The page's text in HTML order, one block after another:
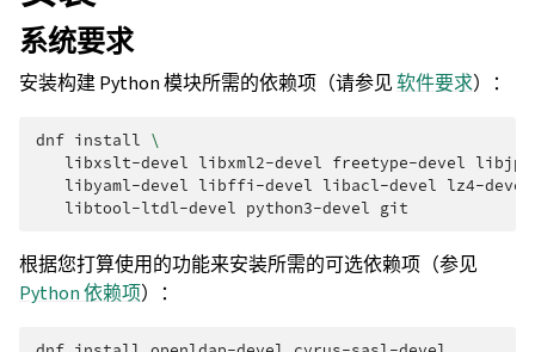
系统要求
安装构建 Python 模块所需的依赖项（请参见软件要求）：
dnf install \
libxslt-devel libxml2-devel freetype-devel
libyaml-devel libffi-devel libacl-devel lz4-devel
libtool-ltdl-devel python3-devel
根据您打算使用的功能来安装所需的可选依赖项（参见
Python 依赖项）：